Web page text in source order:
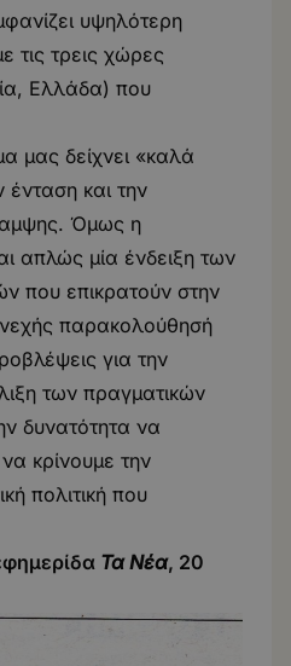
υψηλότερη
τις τρεις χώρες
Ελλάδα) που
δείχνει «καλά
και την
Όμως η
απλώς μία ένδειξη των
που επικρατούν στην
παρακολούθησή
για την
των πραγματικών
δυνατότητα να
κρίνουμε την
πολιτική που
Τα Νέα, 20